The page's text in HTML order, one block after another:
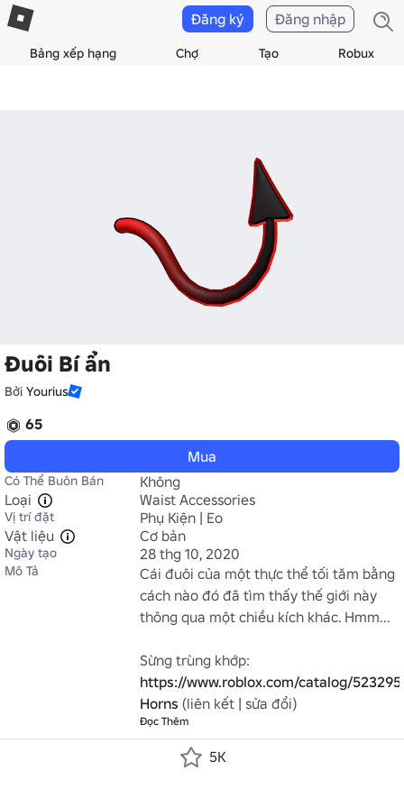
Bảng xếp hạng Chợ Tạo Robux
Đăng ký Đăng nhập
Đuôi Bí ẩn
Bởi Yourius
65
Mua
Có Thể Buôn Bán
Không
Loại
Waist Accessories
Vị trí đặt
Phụ Kiện | Eo
Vật liệu
Cơ bản
Ngày tạo 28 thg 10, 2020
Mô Tả
Cái đuôi của một thực thể tối tăm bằng
cách nào đó đã tìm thấy thế giới này
thông qua một chiều kích khác. Hmm...
https://www.roblox.com/catalog/
Horns (liên kết | sửa đổi)
Đọc Thêm
5K